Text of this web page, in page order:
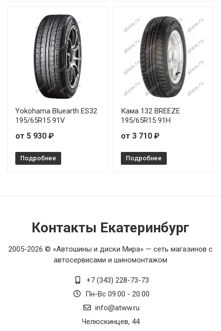
Yokohama Bluearth ES32
195/65R15 91V
от 5 930 ₽
Подробнее
Кама 132 BREEZE
195/65R15 91H
от 3 710 ₽
Подробнее
Контакты Екатеринбург
2005-2026 © «Автошины и диски Мира» — сеть магазинов с
автосервисами и шиномонтажом
+7 (343) 228-73-73
Пн-Вс 09:00 - 20:00
info@atww.ru
Челюскинцев, 44